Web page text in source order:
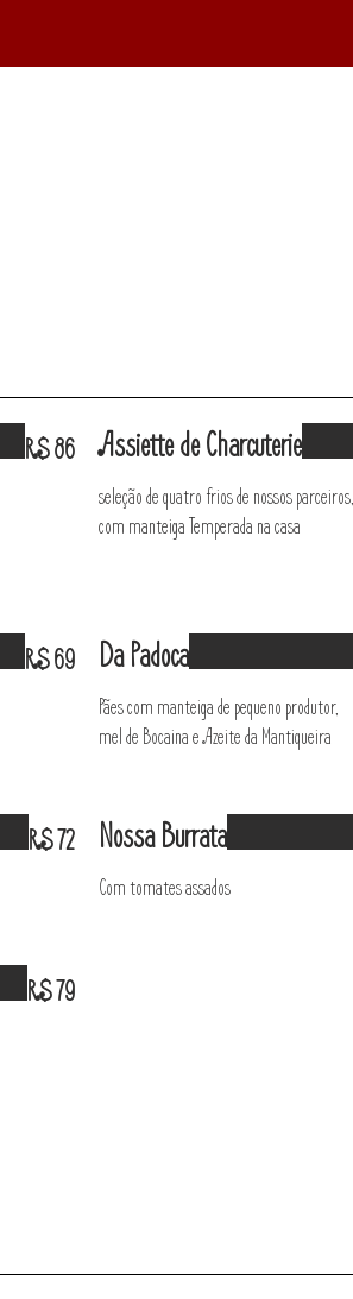
R$ 86 Assiette de Charcuterie
seleção de quatro frios de nossos parceiros,
com manteiga Temperada na casa
R$ 69 Da Padoca
Pães com manteiga de pequeno produtor,
mel de Bocaina e Azeite da Mantiqueira
R$ 72 Nossa Burrata
Com tomates assados
R$ 79